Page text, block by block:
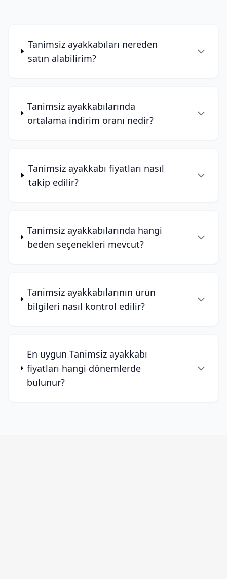
Tanimsiz ayakkabıları nereden
satın alabilirim?
Tanimsiz ayakkabılarında
ortalama indirim oranı nedir?
Tanimsiz ayakkabı fiyatları nasıl
takip edilir?
Tanimsiz ayakkabılarında hangi
beden seçenekleri mevcut?
Tanimsiz ayakkabılarının ürün
bilgileri nasıl kontrol edilir?
En uygun Tanimsiz ayakkabı
fiyatları hangi dönemlerde
bulunur?